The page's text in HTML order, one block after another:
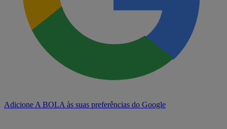
Adicione A BOLA às suas preferências do Google